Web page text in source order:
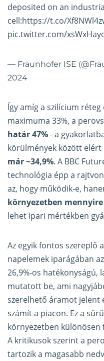
deposited on an
cell:https://t.co/
pic.twitter.com/
— Fraunhofer ISE
2024
Így amíg a szilícium
maximuma 33%, a
határ 47%- a
körülmények között elért
már ~34,9%. A BBC
technológia épp a
az, hogy működik-e,
környezetben
lehet ipari mértékben
Az egyik fontos szereplő
napelemek iparágában az
26,9%-os
mutatott be, ami
szerelhető áramot jelent
számít a piacon. Ez a
környezetben különösen
A kritikusok szerint a
tartozik a magasabb